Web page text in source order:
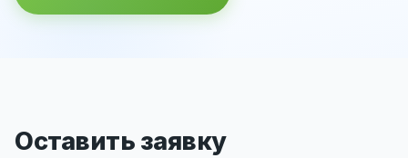
Оставить заявку